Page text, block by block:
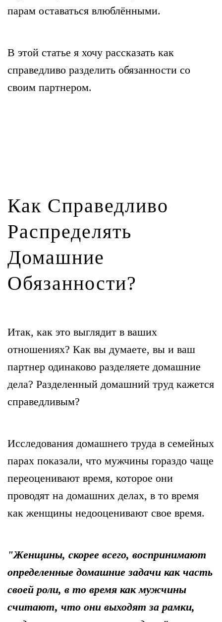
парам оставаться влюблёнными.
В этой статье я хочу рассказать как
справедливо разделить обязанности со
своим партнером.
Как Справедливо
Распределять
Домашние
Обязанности?
Итак, как это выглядит в ваших
отношениях? Как вы думаете, вы и ваш
партнер одинаково разделяете домашние
дела? Разделенный домашний труд кажется
справедливым?
Исследования домашнего труда в семейных
парах показали, что мужчины гораздо чаще
переоценивают время, которое они
проводят на домашних делах, в то время
как женщины недооценивают свое время.
"Женщины, скорее всего, воспринимают
определенные домашние задачи как часть
своей роли, в то время как мужчины
считают, что они выходят за рамки,